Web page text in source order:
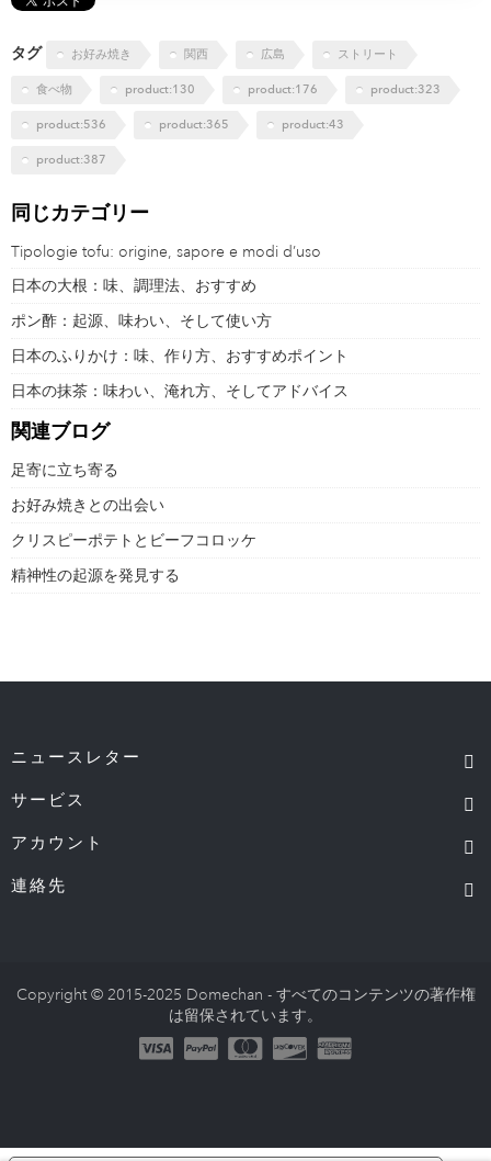
タグ お好み焼き 関西 広島 ストリート
食べ物 product:130 product:176 product:323
product:536 product:365 product:43
product:387
同じカテゴリー
Tipologie tofu: origine, sapore e modi d’uso
日本の大根：味、調理法、おすすめ
ポン酢：起源、味わい、そして使い方
日本のふりかけ：味、作り方、おすすめポイント
日本の抹茶：味わい、淹れ方、そしてアドバイス
関連ブログ
足寄に立ち寄る
お好み焼きとの出会い
クリスピーポテトとビーフコロッケ
精神性の起源を発見する
ニュースレター
サービス
アカウント
連絡先
Copyright © 2015-2025 Domechan - すべてのコンテンツの著作権
は留保されています。